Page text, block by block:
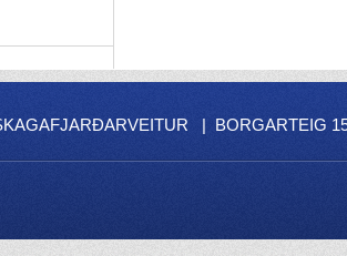
| BORGARTEIG